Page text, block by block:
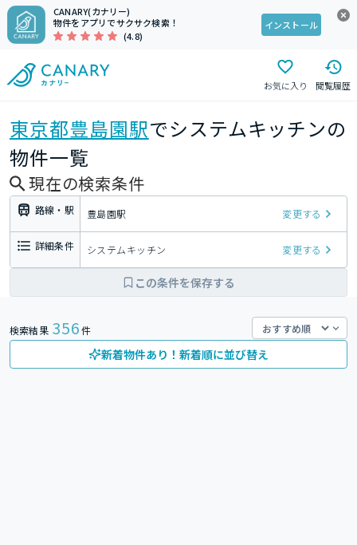
CANARY(カナリー)
物件をアプリでサクサク検索！
(4.8)
インストール
お気に入り 閲覧履歴
東京都豊島園駅でシステムキッチンの
物件一覧
現在の検索条件
路線・駅 豊島園駅 変更する
詳細条件 システムキッチン 変更する
この条件を保存する
検索結果 356件
新着物件あり！新着順に並び替え